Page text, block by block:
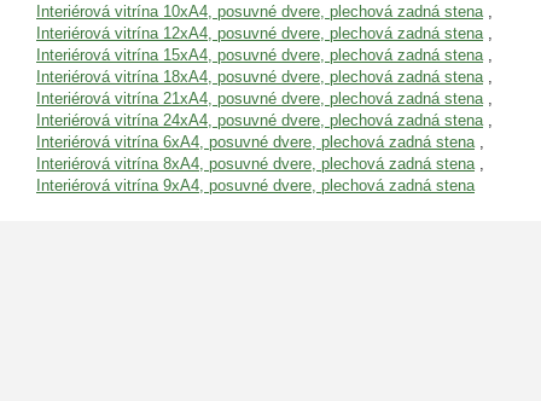
Interiérová vitrína 10xA4, posuvné dvere, plechová zadná stena
Interiérová vitrína 12xA4, posuvné dvere, plechová zadná stena
Interiérová vitrína 15xA4, posuvné dvere, plechová zadná stena
Interiérová vitrína 18xA4, posuvné dvere, plechová zadná stena
Interiérová vitrína 21xA4, posuvné dvere, plechová zadná stena
Interiérová vitrína 24xA4, posuvné dvere, plechová zadná stena
Interiérová vitrína 6xA4, posuvné dvere, plechová zadná stena
Interiérová vitrína 8xA4, posuvné dvere, plechová zadná stena
Interiérová vitrína 9xA4, posuvné dvere, plechová zadná stena